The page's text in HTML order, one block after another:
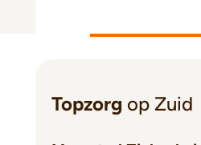
Topzorg op Zuid